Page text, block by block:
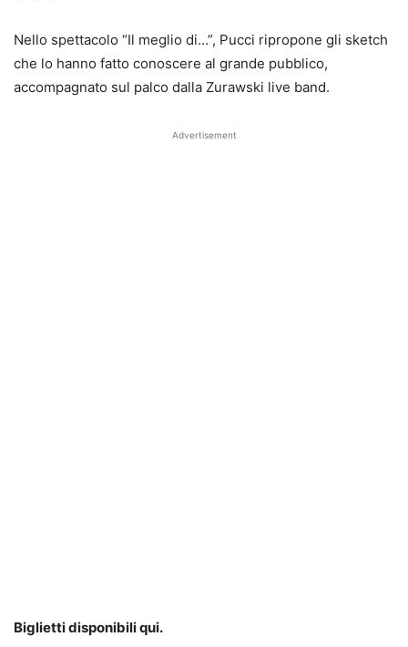
Nello spettacolo “Il meglio di…”, Pucci ripropone gli sketch
che lo hanno fatto conoscere al grande pubblico,
accompagnato sul palco dalla Zurawski live band.
Advertisement
Biglietti disponibili qui.